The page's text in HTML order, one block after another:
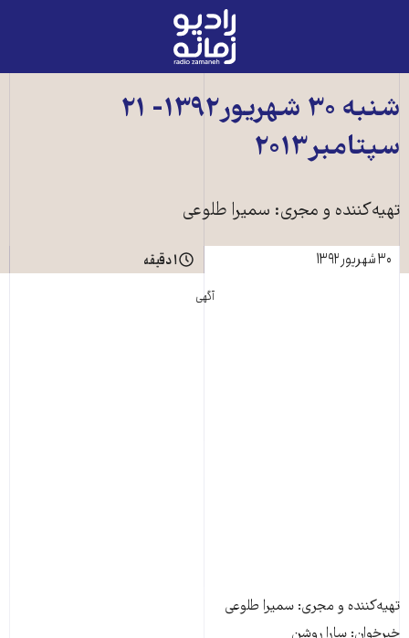
رادیو
زمانه
صفحه
شنبه ۳۰ شهریور۱۳۹۲- ۲۱
سپتامبر۲۰۱۳
تهیه‌کننده و مجری: سمیرا طلوعی
۳۰ شهریور ۱۳۹۲
۱ دقیقه
آگهی
تهیه‌کننده و مجری: سمیرا طلوعی